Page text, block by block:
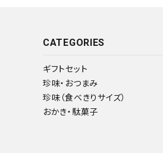
CATEGORIES
ギフトセット
珍味・おつまみ
珍味（食べきりサイズ）
おかき・駄菓子